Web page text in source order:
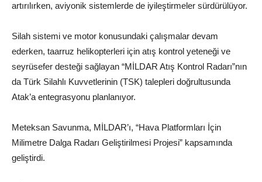
artırılırken, aviyonik sistemlerde de iyileştirmeler sürdürülüyor.
Silah sistemi ve motor konusundaki çalışmalar devam
ederken, taarruz helikopterleri için atış kontrol yeteneği ve
seyrüsefer desteği sağlayan “MİLDAR Atış Kontrol Radarı”nın
da Türk Silahlı Kuvvetlerinin (TSK) talepleri doğrultusunda
Atak’a entegrasyonu planlanıyor.
Meteksan Savunma, MİLDAR’ı, “Hava Platformları İçin
Milimetre Dalga Radarı Geliştirilmesi Projesi” kapsamında
geliştirdi.